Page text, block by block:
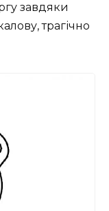
завдяки
трагічно